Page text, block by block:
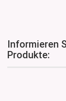
Informieren
Produkte: